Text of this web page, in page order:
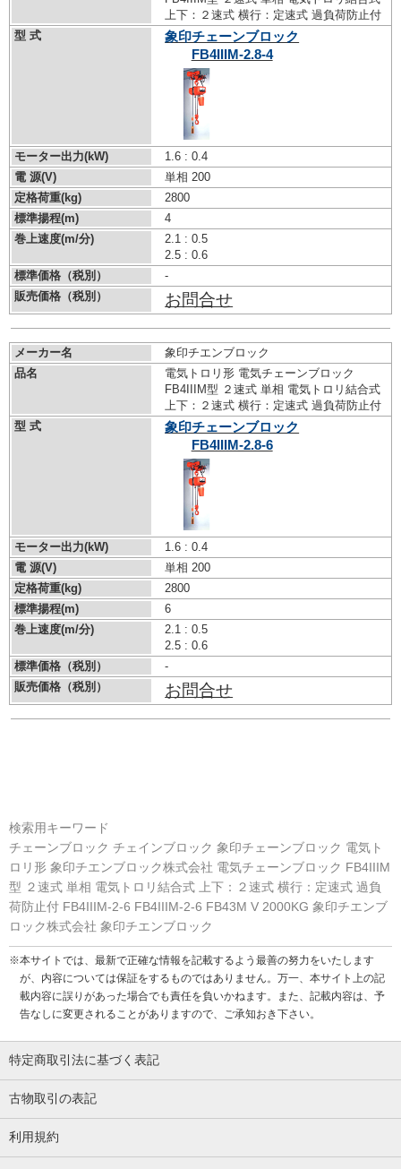
上下：２速式 横行：定速式 過負荷防止付
型 式
象印チェーンブロック
FB4IIIM-2.8-4
モーター出力(kW)
1.6 : 0.4
電 源(V)
単相 200
定格荷重(kg)
2800
標準揚程(m)
4
巻上速度(m/分)
2.1 : 0.5
2.5 : 0.6
標準価格（税別）
-
販売価格（税別）
お問合せ
メーカー名
象印チエンブロック
品名
電気トロリ形 電気チェーンブロック
FB4IIIM型 ２速式 単相 電気トロリ結合式
上下：２速式 横行：定速式 過負荷防止付
型 式
象印チェーンブロック
FB4IIIM-2.8-6
モーター出力(kW)
1.6 : 0.4
電 源(V)
単相 200
定格荷重(kg)
2800
標準揚程(m)
6
巻上速度(m/分)
2.1 : 0.5
2.5 : 0.6
標準価格（税別）
-
販売価格（税別）
お問合せ
検索用キーワード
チェーンブロック チェインブロック 象印チェーンブロック 電気ト
ロリ形 象印チエンブロック株式会社 電気チェーンブロック FB4IIIM
型 ２速式 単相 電気トロリ結合式 上下：２速式 横行：定速式 過負
荷防止付 FB4IIIM-2-6 FB4IIIM-2-6 FB43M V 2000KG 象印チエンブ
ロック株式会社 象印チエンブロック
※本サイトでは、最新で正確な情報を記載するよう最善の努力をいたします
が、内容については保証をするものではありません。万一、本サイト上の記
載内容に誤りがあった場合でも責任を負いかねます。また、記載内容は、予
告なしに変更されることがありますので、ご承知おき下さい。
特定商取引法に基づく表記
古物取引の表記
利用規約